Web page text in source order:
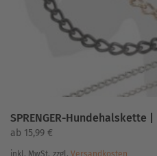
gewählt
werden
SPRENGER-
ab 15,99 €
inkl. MwSt. zzgl. Versandkosten